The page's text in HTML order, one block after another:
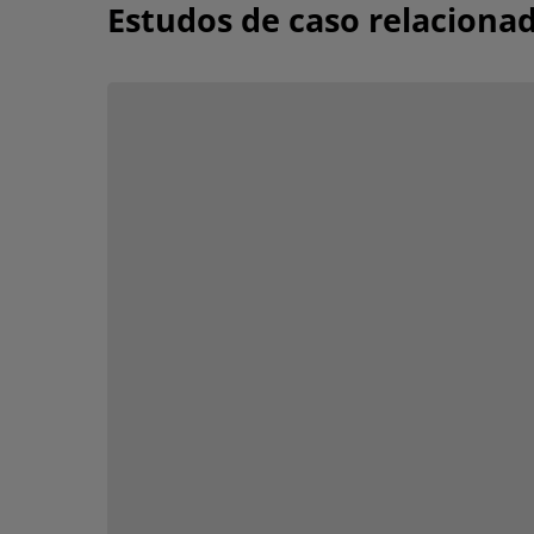
Estudos de caso